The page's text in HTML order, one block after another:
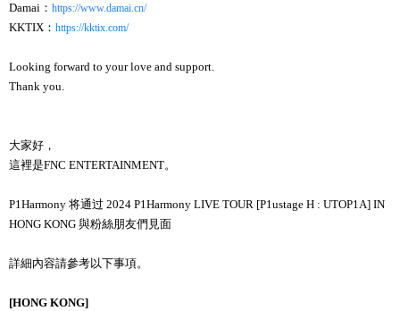
Damai ： https://www.damai.cn/
KKTIX ： https://kktix.com/
Looking forward to your love and support.
Thank you.
大家好，
這裡是FNC ENTERTAINMENT。
P1Harmony 将通过 2024 P1Harmony LIVE TOUR [P1ustage H : UTOP1A] IN
HONG KONG 與粉絲朋友們見面
詳細內容請參考以下事項。
[HONG KONG]